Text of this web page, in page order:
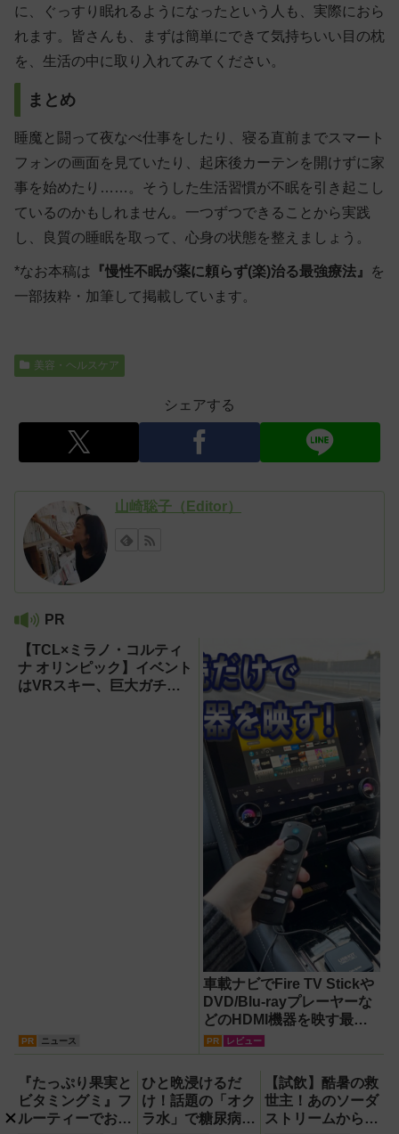
に、ぐっすり眠れるようになった という人も、実際におら
れます。皆さんも、まずは簡単にできて気持ちいい目の枕
を、生活の中に取り入れてみてください。
まとめ
睡魔と闘って夜なべ仕事をしたり、寝る直前までスマート
フォンの画面を見ていたり、起床後カーテンを開けずに家
事を始めたり……。そうした生活習慣が不眠を引き起こし
ているのかもしれません。一つずつできることから実践
し、良質の睡眠を取って、心身の状態を整えましょう。
*なお本稿は 『慢性不眠が薬に頼らず(楽)治る最強療法』
を
一部抜粋・加筆して掲載しています。
美容・ヘルスケア
シェアする
山崎聡子（Editor）
PR
【TCL×ミラノ・コルティ
ナ オリンピック】イベント
はVRスキー、巨大ガチャ
PR ニュース
車載ナビでFire TV Stickや
DVD/Blu-rayプレーヤーな
どのHDMI機器を映す最短
ルート。USB接続だけで
ス化できる新機軸アダプタ
ーを徹底解説【データシス
テム『USBKIT』】
PR レビュー
『たっぷり果実と
ビタミングミ』フ
ルーティーでおい
ひと晩浸けるだ
け！話題の「オク
ラ水」で糖尿病・
【試飲】酷暑の救
世主！あのソーダ
ストリームから